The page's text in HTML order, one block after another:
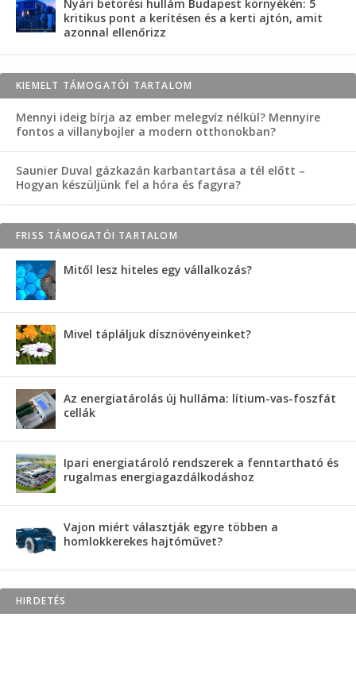
Nyári betörési hullám Budapest környékén: 5
kritikus pont a kerítésen és a kerti ajtón, amit
azonnal ellenőrizz
KIEMELT TÁMOGATÓI TARTALOM
Mennyi ideig bírja az ember melegvíz nélkül? Mennyire
fontos a villanybojler a modern otthonokban?
Saunier Duval gázkazán karbantartása a tél előtt –
Hogyan készüljünk fel a hóra és fagyra?
FRISS TÁMOGATÓI TARTALOM
Mitől lesz hiteles egy vállalkozás?
Mivel tápláljuk dísznövényeinket?
Az energiatárolás új hulláma: lítium-vas-foszfát
cellák
Ipari energiatároló rendszerek a fenntartható és
rugalmas energiagazdálkodáshoz
Vajon miért választják egyre többen a
homlokkerekes hajtóművet?
HIRDETÉS